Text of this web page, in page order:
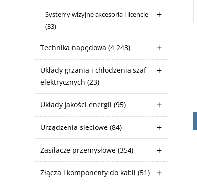
Systemy wizyjne akcesoria i licencje
(33)
Technika napędowa (4 243)
Układy grzania i chłodzenia szaf
elektrycznych (23)
Układy jakości energii (95)
Urządzenia sieciowe (84)
Zasilacze przemysłowe (354)
Złącza i komponenty do kabli (51)